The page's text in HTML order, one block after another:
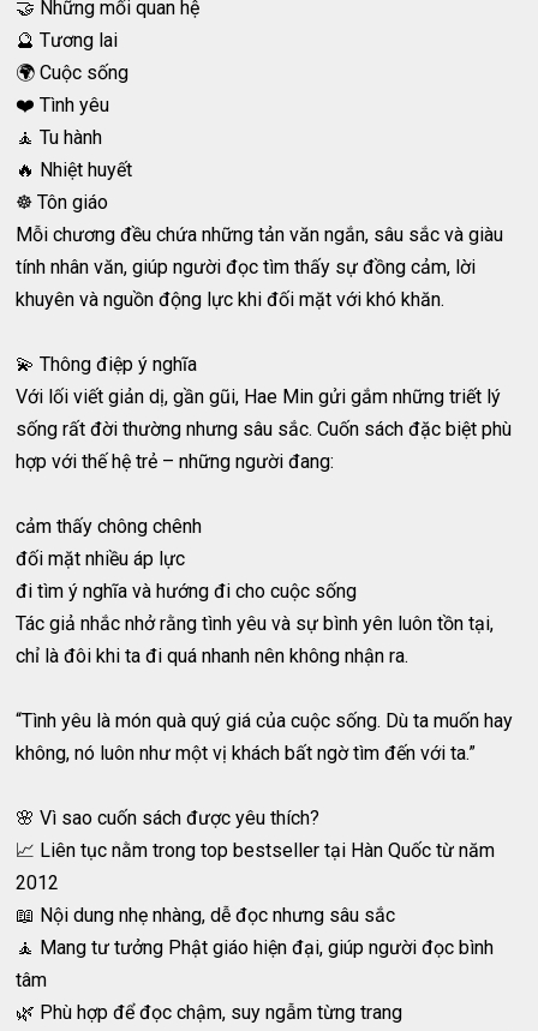
🤝 Những mối quan hệ
🔮 Tương lai
🌍 Cuộc sống
❤️ Tình yêu
🧘 Tu hành
🔥 Nhiệt huyết
☸️ Tôn giáo
Mỗi chương đều chứa những tản văn ngắn, sâu sắc và giàu
tính nhân văn, giúp người đọc tìm thấy sự đồng cảm, lời
khuyên và nguồn động lực khi đối mặt với khó khăn.
💫 Thông điệp ý nghĩa
Với lối viết giản dị, gần gũi, Hae Min gửi gắm những triết lý
sống rất đời thường nhưng sâu sắc. Cuốn sách đặc biệt phù
hợp với thế hệ trẻ – những người đang:
cảm thấy chông chênh
đối mặt nhiều áp lực
đi tìm ý nghĩa và hướng đi cho cuộc sống
Tác giả nhắc nhở rằng tình yêu và sự bình yên luôn tồn tại,
chỉ là đôi khi ta đi quá nhanh nên không nhận ra.
“Tình yêu là món quà quý giá của cuộc sống. Dù ta muốn hay
không, nó luôn như một vị khách bất ngờ tìm đến với ta.”
🌸 Vì sao cuốn sách được yêu thích?
📈 Liên tục nằm trong top bestseller tại Hàn Quốc từ năm
2012
📖 Nội dung nhẹ nhàng, dễ đọc nhưng sâu sắc
🧘 Mang tư tưởng Phật giáo hiện đại, giúp người đọc bình
tâm
🌿 Phù hợp để đọc chậm, suy ngẫm từng trang